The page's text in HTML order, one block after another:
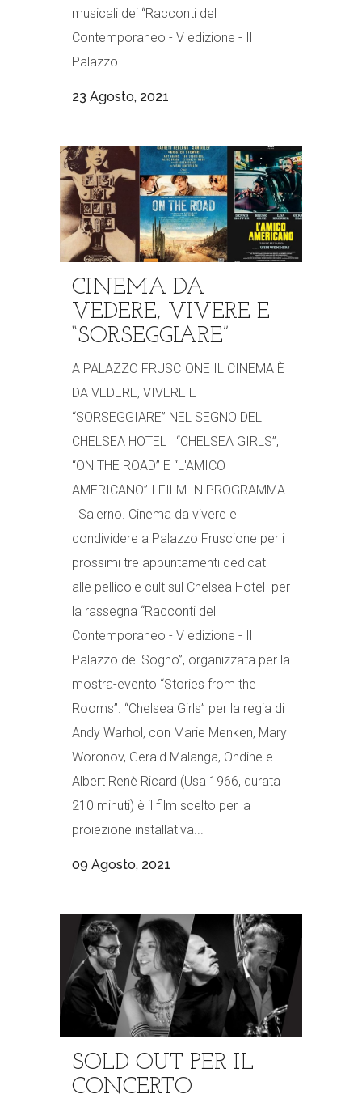
musicali dei “Racconti del
Contemporaneo - V edizione - Il
Palazzo...
23 Agosto, 2021
CINEMA DA
VEDERE, VIVERE E
“SORSEGGIARE”
A PALAZZO FRUSCIONE IL CINEMA È
DA VEDERE, VIVERE E
“SORSEGGIARE” NEL SEGNO DEL
CHELSEA HOTEL “CHELSEA GIRLS”,
“ON THE ROAD” E “L'AMICO
AMERICANO” I FILM IN PROGRAMMA
Salerno. Cinema da vivere e
condividere a Palazzo Fruscione per i
prossimi tre appuntamenti dedicati
alle pellicole cult sul Chelsea Hotel per
la rassegna “Racconti del
Contemporaneo - V edizione - Il
Palazzo del Sogno”, organizzata per la
mostra-evento “Stories from the
Rooms”. “Chelsea Girls” per la regia di
Andy Warhol, con Marie Menken, Mary
Woronov, Gerald Malanga, Ondine e
Albert Renè Ricard (Usa 1966, durata
210 minuti) è il film scelto per la
proiezione installativa...
09 Agosto, 2021
SOLD OUT PER IL
CONCERTO